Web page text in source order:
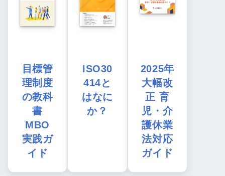
目標管
理制度
の教科
書
MBO
実践ガ
イド
ISO30
414と
はなに
か？
2025年
大幅改
正 育
児・介
護休業
法対応
ガイド